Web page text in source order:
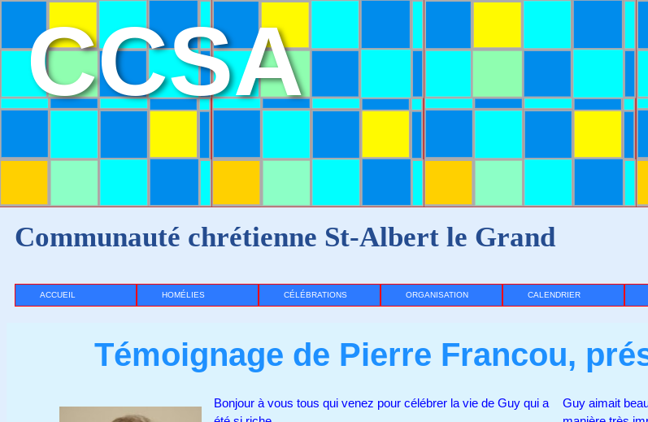
CCSA
Communauté chrétienne St-Albert le Grand
ACCUEIL HOMÉLIES CÉLÉBRATIONS ORGANISATION CALENDRIER
Témoignage de Pierre Francou,
Bonjour à vous tous qui venez pour célébrer la vie de Guy qui a
Guy aimait